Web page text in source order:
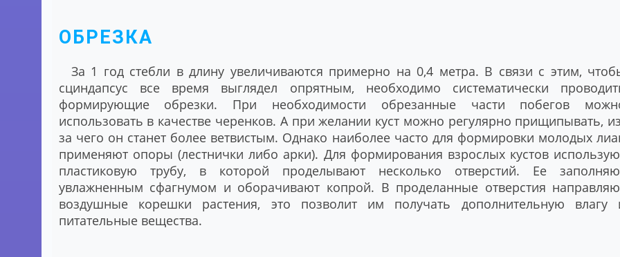
ОБРЕЗКА
За 1 год стебли в длину увеличиваются примерно на 0,4 метра. В связи с этим,
сциндапсус все время выглядел опрятным, необходимо систематически
формирующие обрезки. При необходимости обрезанные части побегов
использовать в качестве черенков. А при желании куст можно регулярно прищипывать,
за чего он станет более ветвистым. Однако наиболее часто для формировки молодых
применяют опоры (лестнички либо арки). Для формирования взрослых кустов
пластиковую трубу, в которой проделывают несколько отверстий. Ее
увлажненным сфагнумом и оборачивают копрой. В проделанные отверстия
воздушные корешки растения, это позволит им получать дополнительную влагу
питательные вещества.